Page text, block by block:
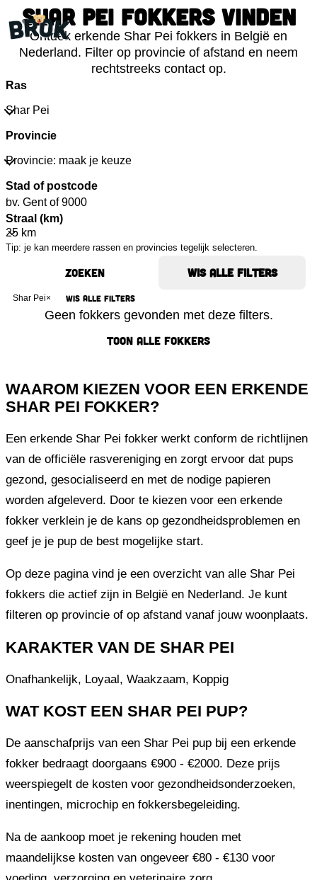
Shar Pei fokkers vinden
Ontdek erkende Shar Pei fokkers in België en
Nederland. Filter op provincie of afstand en neem
rechtstreeks contact op.
Ras
Shar Pei
Provincie
Provincie: maak je keuze
Stad of postcode
Straal (km)
Tip: je kan meerdere rassen en provincies tegelijk selecteren.
Zoeken Wis alle filters
Shar Pei× Wis alle filters
Geen fokkers gevonden met deze filters.
Toon alle fokkers
WAAROM KIEZEN VOOR EEN ERKENDE
SHAR PEI FOKKER?
Een erkende Shar Pei fokker werkt conform de richtlijnen
van de officiële rasvereniging en zorgt ervoor dat pups
gezond, gesocialiseerd en met de nodige papieren
worden afgeleverd. Door te kiezen voor een erkende
fokker verklein je de kans op gezondheidsproblemen en
geef je je pup de best mogelijke start.
Op deze pagina vind je een overzicht van alle Shar Pei
fokkers die actief zijn in België en Nederland. Je kunt
filteren op provincie of op afstand vanaf jouw woonplaats.
KARAKTER VAN DE SHAR PEI
Onafhankelijk, Loyaal, Waakzaam, Koppig
WAT KOST EEN SHAR PEI PUP?
De aanschafprijs van een Shar Pei pup bij een erkende
fokker bedraagt doorgaans €900 - €2000. Deze prijs
weerspiegelt de kosten voor gezondheidsonderzoeken,
inentingen, microchip en fokkersbegeleiding.
Na de aankoop moet je rekening houden met
maandelijkse kosten van ongeveer €80 - €130 voor